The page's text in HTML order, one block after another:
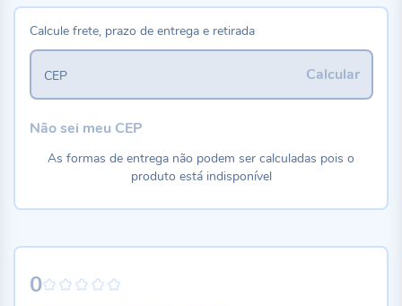
0
Calcule frete, prazo de entrega e retirada
Calcular
CEP
Não sei meu CEP
As formas de entrega não podem ser calculadas pois o
produto está indisponível